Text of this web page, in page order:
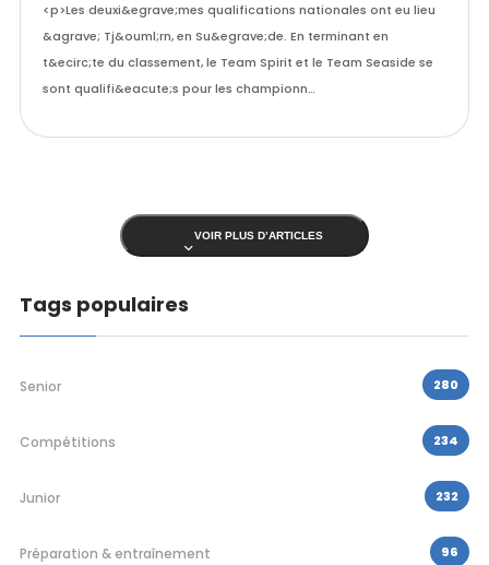
<p>Les deuxi&egrave;mes qualifications nationales ont eu lieu
&agrave; Tj&ouml;rn, en Su&egrave;de. En terminant en
t&ecirc;te du classement, le Team Spirit et le Team Seaside se
sont qualifi&eacute;s pour les championn…
VOIR PLUS D’ARTICLES
Tags populaires
Senior 280
Compétitions 234
Junior 232
Préparation & entraînement 96